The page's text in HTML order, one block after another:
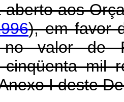
aberto aos
), em favor
no valor de
mil
I deste